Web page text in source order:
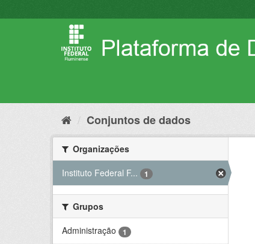
para
Conjuntos de dados
Organizações
Instituto Federal F...
1
Grupos
Administração
1